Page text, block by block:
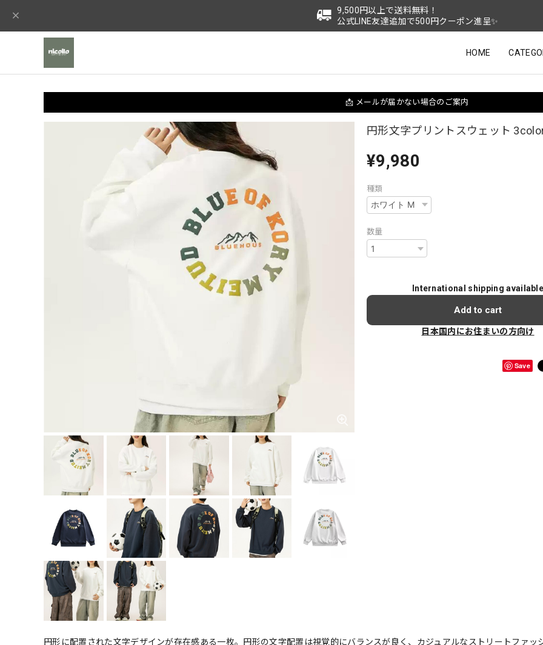
9,500円以上で送料無料！
公式LINE友達追加で500円クーポン進呈✨
HOME
📩 メールが届かない場合のご案内
円形文字プリントスウェット
¥9,980
種類
数量
International shipping available
Add to cart
日本国内にお住まいの方向け
Save
円形に配置された文字デザインが存在感ある一枚。円形の文字配置は視覚的にバランスが良く、カジュアルなストリートファッ